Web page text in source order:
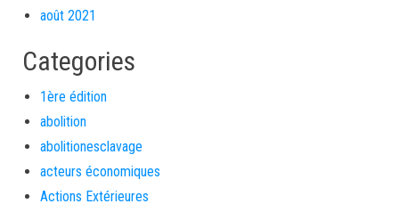
août 2021
Categories
1ère édition
abolition
abolitionesclavage
acteurs économiques
Actions Extérieures